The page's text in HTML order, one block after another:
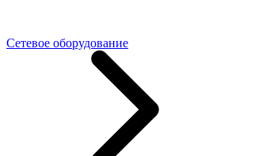
Сетевое оборудование